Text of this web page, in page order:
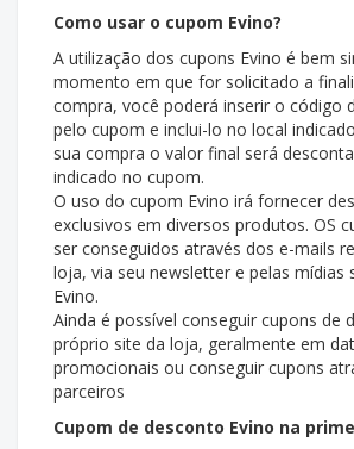
Como usar o cupom Evino?
A utilização dos cupons Evino é bem
momento em que for solicitado a
compra, você poderá inserir o código
pelo cupom e inclui-lo no local
sua compra o valor final será
indicado no cupom.
O uso do cupom Evino irá fornecer
exclusivos em diversos produtos. OS
ser conseguidos através dos e-mails
loja, via seu newsletter e pelas mídias
Evino.
Ainda é possível conseguir cupons de
próprio site da loja, geralmente em
promocionais ou conseguir cupons
parceiros
Cupom de desconto Evino na